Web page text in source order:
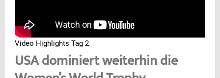
Video Highlights Tag 2
USA dominiert weiterhin die